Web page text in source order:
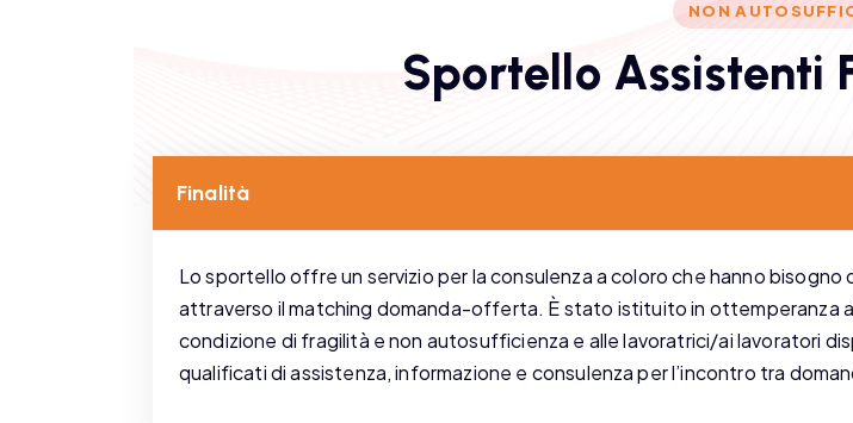
NON
Sporte o Assistenti
Finalità
Lo sportello offre un servizio per la consulenza a coloro che hanno bisogno
attraverso il matching domanda-offerta. È stato istituito in ottemperanza
condizione di fragilità e non autosufficienza e alle lavoratrici/ai lavoratori
qualificati di assistenza, informazione e consulenza per l’incontro tra